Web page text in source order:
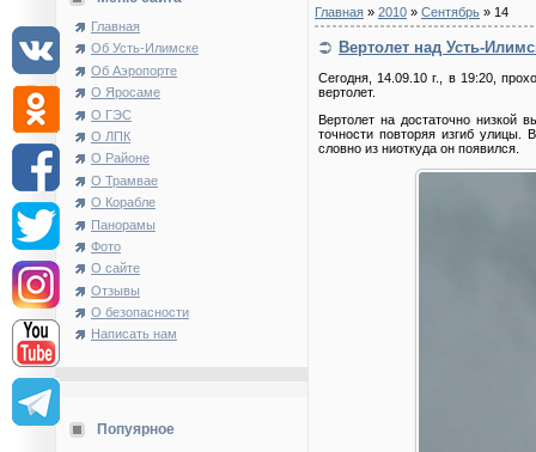
Главная
Об Усть-Илимске
Об Аэропорте
О Яросаме
О ГЭС
О ЛПК
О Районе
О Трамвае
О Корабле
Панорамы
Фото
О сайте
Отзывы
О безопасности
Написать нам
Попуярное
Главная » 2010 » Сентябрь » 14
Вертолет над Усть-
Сегодня, 14.09.10 г., в 19:20,
вертолет.
Вертолет на достаточно низкой
точности повторяя изгиб улицы.
словно из ниоткуда он появился.